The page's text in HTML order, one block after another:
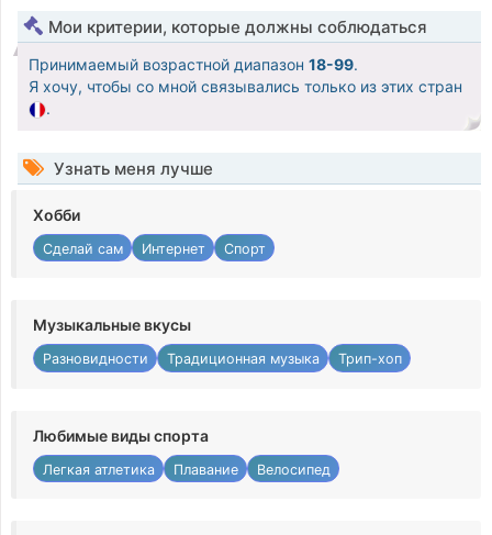
Мои критерии, которые должны соблюдаться
Принимаемый возрастной диапазон 18-99.
Я хочу, чтобы со мной связывались только из этих стран
.
Узнать меня лучше
Хобби
Сделай сам Интернет Спорт
Музыкальные вкусы
Разновидности Традиционная музыка Трип-хоп
Любимые виды спорта
Легкая атлетика Плавание Велосипед